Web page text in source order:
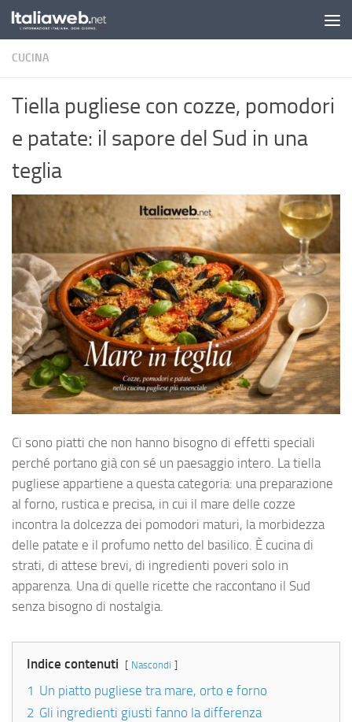
Sotto il contenuto
CUCINA
Tiella pugliese con cozze, pomodori
e patate: il sapore del Sud in una
teglia
Ci sono piatti che non hanno bisogno di effetti speciali
perché portano già con sé un paesaggio intero. La tiella
pugliese appartiene a questa categoria: una preparazione
al forno, rustica e precisa, in cui il mare delle cozze
incontra la dolcezza dei pomodori maturi, la morbidezza
delle patate e il profumo netto del basilico. È cucina di
strati, di attese brevi, di ingredienti poveri solo in
apparenza. Una di quelle ricette che raccontano il Sud
senza bisogno di nostalgia.
Indice contenuti Nascondi
1 Un piatto pugliese tra mare, orto e forno
2 Gli ingredienti giusti fanno la differenza